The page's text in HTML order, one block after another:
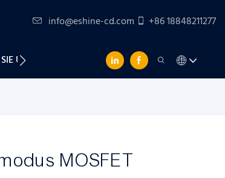
info@eshine-cd.com +86 18848211277
UNS
MOSFET